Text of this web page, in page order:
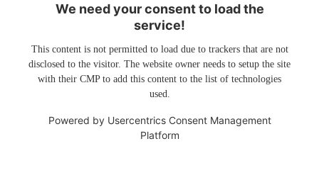
We need your consent to load the
service!
This content is not permitted to load due to trackers that are not
disclosed to the visitor. The website owner needs to setup the site
with their CMP to add this content to the list of technologies
used.
Powered by Usercentrics Consent Management
Platform